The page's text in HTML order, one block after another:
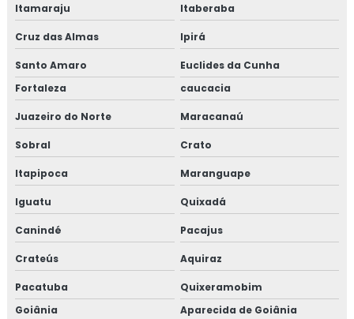
Itamaraju Itaberaba
Cruz das Almas Ipirá
Santo Amaro
Euclides da Cunha
Fortaleza
caucacia
Juazeiro do Norte Maracanaú
Sobral Crato
Itapipoca Maranguape
Iguatu Quixadá
Canindé Pacajus
Crateús Aquiraz
Pacatuba
Quixeramobim
Goiânia
Aparecida de Goiânia